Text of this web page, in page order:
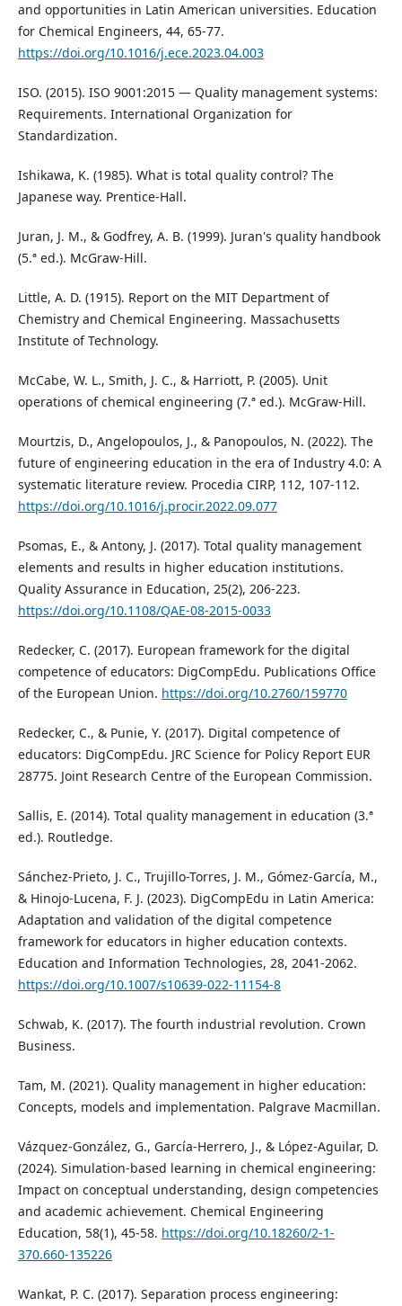
and opportunities in Latin American universities. Education
for Chemical Engineers, 44, 65-77.
https://doi.org/10.1016/j.ece.2023.04.003
ISO. (2015). ISO 9001:2015 — Quality management systems:
Requirements. International Organization for
Standardization.
Ishikawa, K. (1985). What is total quality control? The
Japanese way. Prentice-Hall.
Juran, J. M., & Godfrey, A. B. (1999). Juran's quality handbook
(5.ª ed.). McGraw-Hill.
Little, A. D. (1915). Report on the MIT Department of
Chemistry and Chemical Engineering. Massachusetts
Institute of Technology.
McCabe, W. L., Smith, J. C., & Harriott, P. (2005). Unit
operations of chemical engineering (7.ª ed.). McGraw-Hill.
Mourtzis, D., Angelopoulos, J., & Panopoulos, N. (2022). The
future of engineering education in the era of Industry 4.0: A
systematic literature review. Procedia CIRP, 112, 107-112.
https://doi.org/10.1016/j.procir.2022.09.077
Psomas, E., & Antony, J. (2017). Total quality management
elements and results in higher education institutions.
Quality Assurance in Education, 25(2), 206-223.
https://doi.org/10.1108/QAE-08-2015-0033
Redecker, C. (2017). European framework for the digital
competence of educators: DigCompEdu. Publications Office
of the European Union. https://doi.org/10.2760/159770
Redecker, C., & Punie, Y. (2017). Digital competence of
educators: DigCompEdu. JRC Science for Policy Report EUR
28775. Joint Research Centre of the European Commission.
Sallis, E. (2014). Total quality management in education (3.ª
ed.). Routledge.
Sánchez-Prieto, J. C., Trujillo-Torres, J. M., Gómez-García, M.,
& Hinojo-Lucena, F. J. (2023). DigCompEdu in Latin America:
Adaptation and validation of the digital competence
framework for educators in higher education contexts.
Education and Information Technologies, 28, 2041-2062.
https://doi.org/10.1007/s10639-022-11154-8
Schwab, K. (2017). The fourth industrial revolution. Crown
Business.
Tam, M. (2021). Quality management in higher education:
Concepts, models and implementation. Palgrave Macmillan.
Vázquez-González, G., García-Herrero, J., & López-Aguilar, D.
(2024). Simulation-based learning in chemical engineering:
Impact on conceptual understanding, design competencies
and academic achievement. Chemical Engineering
Education, 58(1), 45-58. https://doi.org/10.18260/2-1-
370.660-135226
Wankat, P. C. (2017). Separation process engineering: